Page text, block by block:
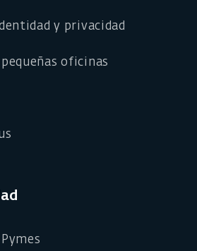
y privacidad
oficinas